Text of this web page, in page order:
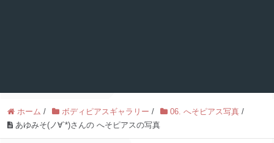
ホーム / ボディピアスギャラリー / 06. へそピアス写真 /
あゆみそ(ノ∀`*)さんの へそピアスの写真